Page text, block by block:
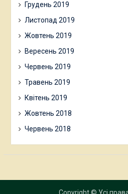
Грудень 2019
Листопад 2019
Жовтень 2019
Вересень 2019
Червень 2019
Травень 2019
Квітень 2019
Жовтень 2018
Червень 2018